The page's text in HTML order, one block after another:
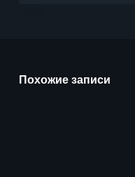
Похожие записи